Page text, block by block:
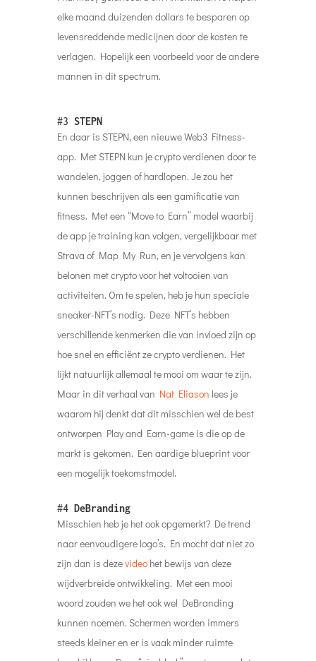
elke maand duizenden dollars te besparen op
levensreddende medicijnen door de kosten te
verlagen. Hopelijk een voorbeeld voor de andere
mannen in dit spectrum.
#3 STEPN
En daar is STEPN, een nieuwe Web3 Fitness-
app. Met STEPN kun je crypto verdienen door te
wandelen, joggen of hardlopen. Je zou het
kunnen beschrijven als een gamificatie van
fitness. Met een “Move to Earn” model waarbij
de app je training kan volgen, vergelijkbaar met
Strava of Map My Run, en je vervolgens kan
belonen met crypto voor het voltooien van
activiteiten. Om te spelen, heb je hun speciale
sneaker-NFT’s nodig. Deze NFT’s hebben
verschillende kenmerken die van invloed zijn op
hoe snel en efficiënt ze crypto verdienen. Het
lijkt natuurlijk allemaal te mooi om waar te zijn.
Maar in dit verhaal van Nat Eliason lees je
waarom hij denkt dat dit misschien wel de best
ontworpen Play and Earn-game is die op de
markt is gekomen. Een aardige blueprint voor
een mogelijk toekomstmodel.
#4 DeBranding
Misschien heb je het ook opgemerkt? De trend
naar eenvoudigere logo’s. En mocht dat niet zo
zijn dan is dezevideohet bewijs van deze
wijdverbreide ontwikkeling. Met een mooi
woord zouden we het ook wel DeBranding
kunnen noemen. Schermen worden immers
steeds kleiner en er is vaak minder ruimte